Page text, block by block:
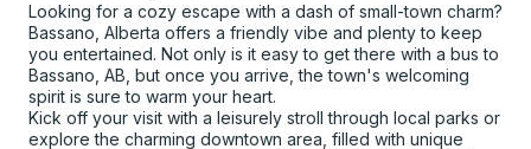
Looking for a cozy escape with a dash of small-town charm?
Bassano, Alberta offers a friendly vibe and plenty to keep
you entertained. Not only is it easy to get there with a bus to
Bassano, AB, but once you arrive, the town's welcoming
spirit is sure to warm your heart.
Kick off your visit with a leisurely stroll through local parks or
explore the charming downtown area, filled with unique